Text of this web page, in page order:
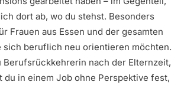
dort ab, wo du stehst. Besonders
Frauen aus Essen und der gesamten
sich beruflich neu orientieren möchten.
nach der Elternzeit,
in einem Job ohne Perspektive fest,